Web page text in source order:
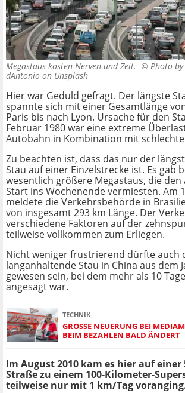
Megastaus kosten Nerven und Zeit. © Photo
dAntonio on Unsplash
Hier war Geduld gefragt. Der längste
spannte sich mit einer Gesamtlänge
Paris bis nach Lyon. Ursache für den
Februar 1980 war eine extreme
Autobahn in Kombination mit
Zu beachten ist, dass das nur der
Stau auf einer Einzelstrecke ist. Es gab
wesentlich größere Megastaus, die
Start ins Wochenende vermiesten. Am
meldete die Verkehrsbehörde in
von insgesamt 293 km Länge. Der
verschiedene Faktoren auf der
teilweise vollkommen zum Erliegen.
Nicht weniger frustrierend dürfte auch
langanhaltende Stau in China aus dem
gewesen sein, bei dem mehr als 10
angesagt war.
TECHNIK
GROSSE NEUERUNG BEI
EIM BEZAHLEN BALD ÄNDERT
Im August 2010 kam es hier auf einer
Straße zu einem 100-Kilometer-
teilweise nur mit 1 km/Tag